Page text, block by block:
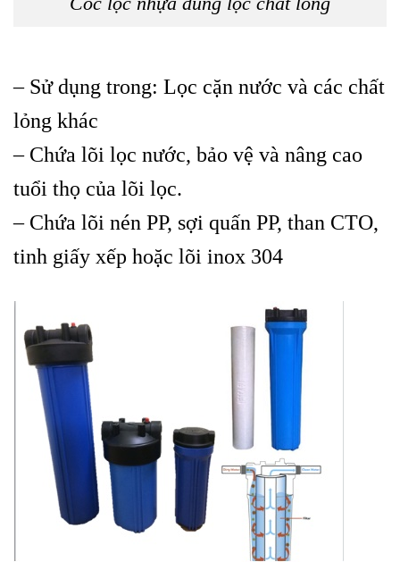
– Sử dụng trong: Lọc cặn nước và các chất
lỏng khác
– Chứa lõi lọc nước, bảo vệ và nâng cao
tuổi thọ của lõi lọc.
– Chứa lõi nén PP, sợi quấn PP, than CTO,
tinh giấy xếp hoặc lõi inox 304